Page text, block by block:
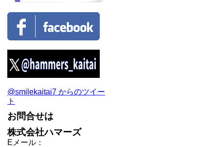
@smilekaitai7 からのツイー
ト
お問合せは
株式会社ハマーズ
Eメール：